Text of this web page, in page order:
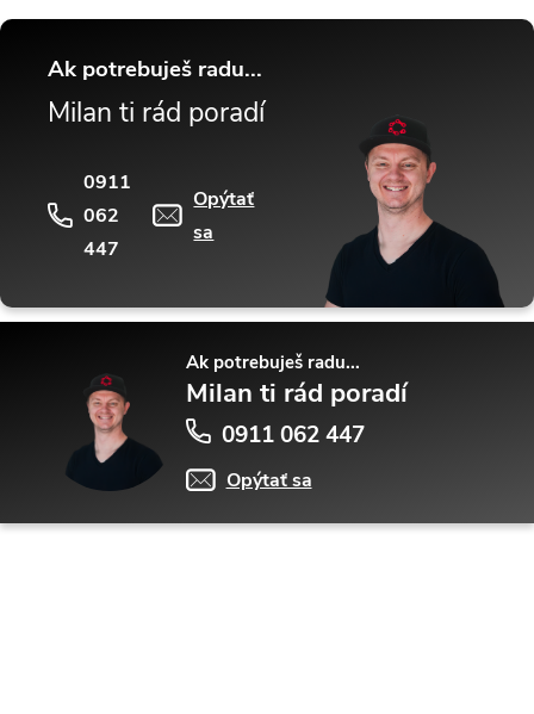
Ak potrebuješ radu...
Milan ti rád poradí
0911
062
447
Opýtať
sa
Ak potrebuješ radu...
Milan ti rád poradí
0911 062 447
Opýtať sa